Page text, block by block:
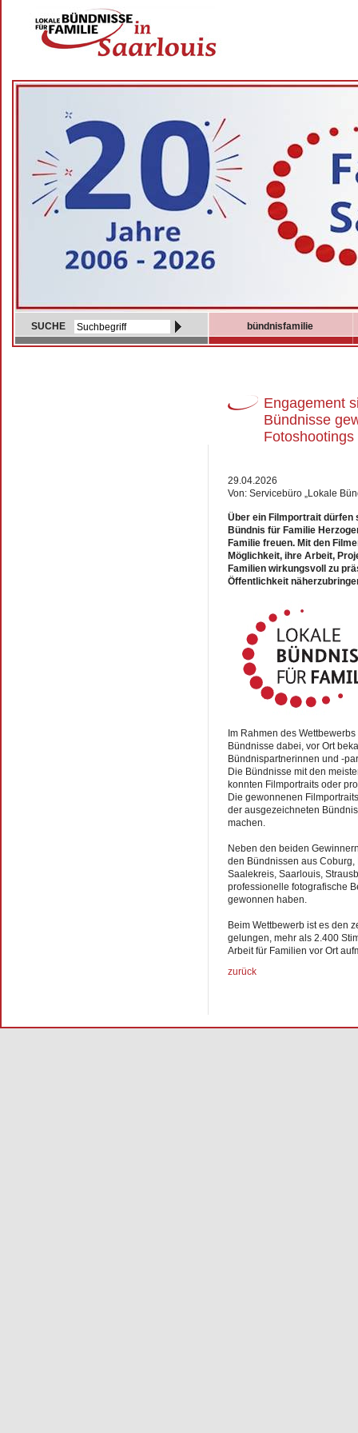
SUCHE bündnisfamilie
Engagement
Bündnisse
Fotoshootings
29.04.2026
Von: Servicebüro „Lokale
Über ein Filmportrait dürfen
Bündnis für Familie
Familie freuen. Mit den
Möglichkeit, ihre Arbeit,
Familien wirkungsvoll zu
Öffentlichkeit
Im Rahmen des
Bündnisse dabei, vor Ort
Bündnispartnerinnen und -
Die Bündnisse mit den
konnten Filmportraits oder
Die gewonnenen
der ausgezeichneten
machen.
Neben den beiden
den Bündnissen aus
Saalekreis, Saarlouis,
professionelle fotografische
gewonnen haben.
Beim Wettbewerb ist es den
gelungen, mehr als 2.400
Arbeit für Familien vor Ort
zurück